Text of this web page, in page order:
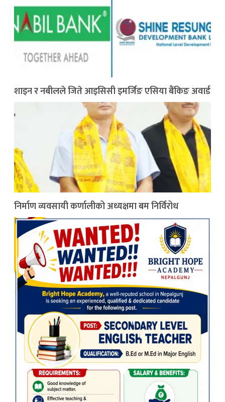
शाइन र नबीलले जिते आइसिसी इमर्जिङ एसिया बैंकिङ अवार्ड
निर्माण व्यवसायी कर्णालीको अध्यक्षमा बम निर्विरोध